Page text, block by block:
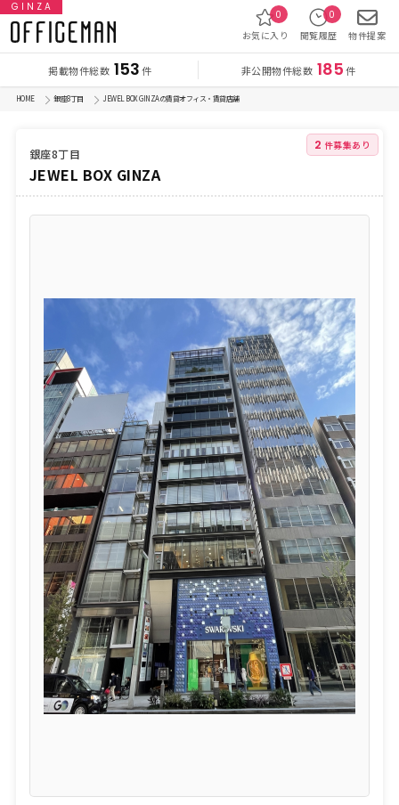
GINZA
掲載物件総数 153件 非公開物件総数 185件
お気に入り
0
閲覧履歴
0
物件提案
HOME 銀座8丁目 JEWEL BOX GINZAの賃貸オフィス・賃貸店舗
銀座8丁目
JEWEL BOX GINZA
2 件募集あり